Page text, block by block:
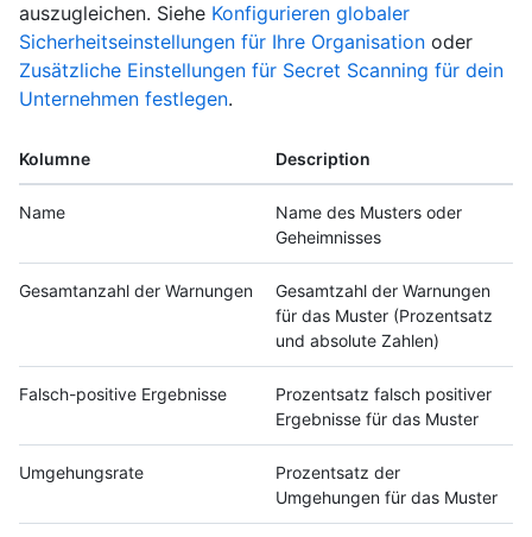
auszugleichen. Siehe Konfigurieren globaler
Sicherheitseinstellungen für Ihre Organisation oder
Zusätzliche Einstellungen für Secret Scanning für dein
Unternehmen festlegen.
Kolumne Description
Name
Name des Musters oder
Geheimnisses
Gesamtanzahl der Warnungen
Gesamtzahl der Warnungen
für das Muster (Prozentsatz
und absolute Zahlen)
Falsch-positive Ergebnisse
Prozentsatz falsch positiver
Ergebnisse für das Muster
Umgehungsrate
Prozentsatz der
Umgehungen für das Muster